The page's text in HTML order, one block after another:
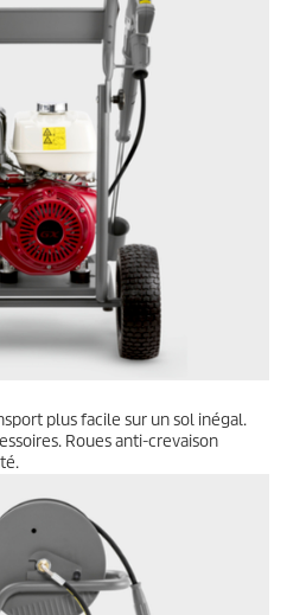
plus facile sur un sol inégal.
Roues anti-crevaison